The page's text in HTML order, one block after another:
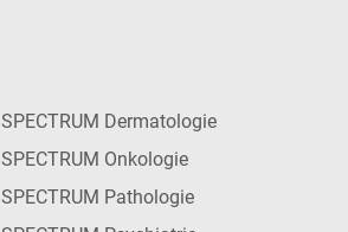
SPECTRUM Dermatologie
SPECTRUM Onkologie
SPECTRUM Pathologie